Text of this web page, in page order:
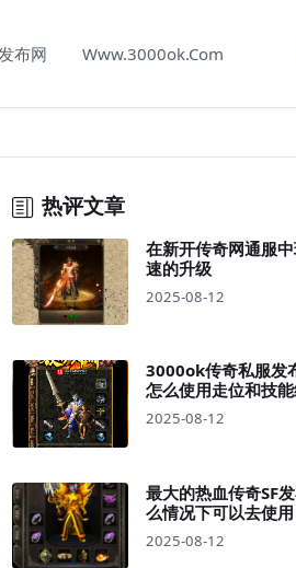
布网 Www.3000ok.com
热评文章
在新开传奇网通服
速的升级
2025-08-12
3000ok传奇私服发
怎么使用走位和技
2025-08-12
最大的热血传奇SF
么情况下可以去使用
2025-08-12